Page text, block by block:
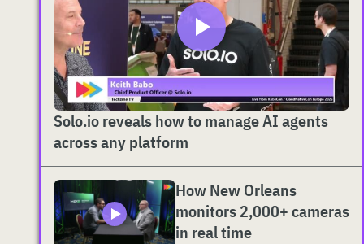
Solo.io reveals how to manage AI agents
across any platform
How New Orleans
monitors 2,000+ cameras
in real time